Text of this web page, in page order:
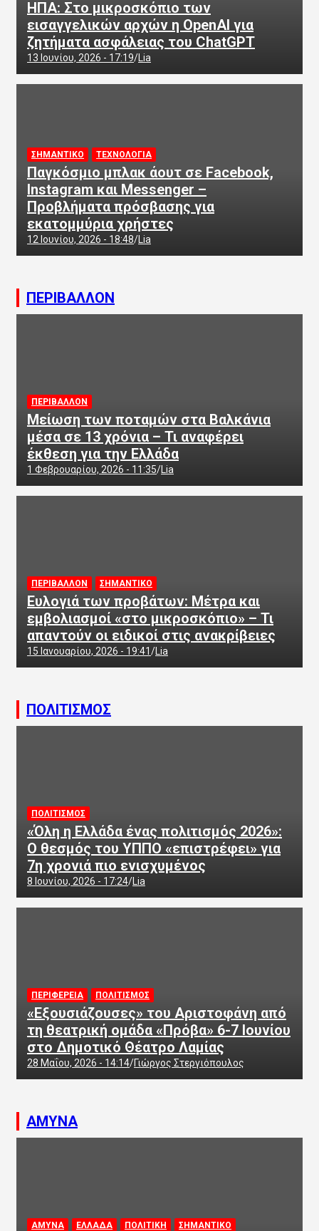
ΗΠΑ: Στο μικροσκόπιο των
εισαγγελικών αρχών η OpenAI για
ζητήματα ασφάλειας του ChatGPT
13 Ιουνίου, 2026 - 17:19 Lia
ΣΗΜΑΝΤΙΚΟ ΤΕΧΝΟΛΟΓΙΑ
Παγκόσμιο μπλακ άουτ σε Facebook,
Instagram και Messenger –
Προβλήματα πρόσβασης για
εκατομμύρια χρήστες
12 Ιουνίου, 2026 - 18:48 Lia
ΠΕΡΙΒΑΛΛΟΝ
ΠΕΡΙΒΑΛΛΟΝ
Μείωση των ποταμών στα Βαλκάνια
μέσα σε 13 χρόνια – Τι αναφέρει
έκθεση για την Ελλάδα
1 Φεβρουαρίου, 2026 - 11:35 Lia
ΠΕΡΙΒΑΛΛΟΝ ΣΗΜΑΝΤΙΚΟ
Ευλογιά των προβάτων: Μέτρα και
εμβολιασμοί «στο μικροσκόπιο» – Τι
απαντούν οι ειδικοί στις ανακρίβειες
15 Ιανουαρίου, 2026 - 19:41 Lia
ΠΟΛΙΤΙΣΜΟΣ
ΠΟΛΙΤΙΣΜΟΣ
«Όλη η Ελλάδα ένας πολιτισμός 2026»:
Ο θεσμός του ΥΠΠΟ «επιστρέφει» για
7η χρονιά πιο ενισχυμένος
8 Ιουνίου, 2026 - 17:24 Lia
ΠΕΡΙΦΕΡΕΙΑ ΠΟΛΙΤΙΣΜΟΣ
«Εξουσιάζουσες» του Αριστοφάνη από
τη θεατρική ομάδα «Πρόβα» 6-7 Ιουνίου
στο Δημοτικό Θέατρο Λαμίας
28 Μαΐου, 2026 - 14:14 Γιώργος Στεργιόπουλος
ΑΜΥΝΑ
ΑΜΥΝΑ ΕΛΛΑΔΑ ΠΟΛΙΤΙΚΗ ΣΗΜΑΝΤΙΚΟ